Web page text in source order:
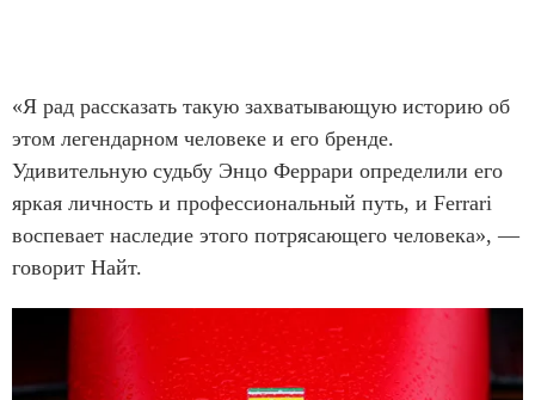
«Я рад рассказать такую захватывающую историю об
этом легендарном человеке и его бренде.
Удивительную судьбу Энцо Феррари определили его
яркая личность и профессиональный путь, и Ferrari
воспевает наследие этого потрясающего человека», —
говорит Найт.